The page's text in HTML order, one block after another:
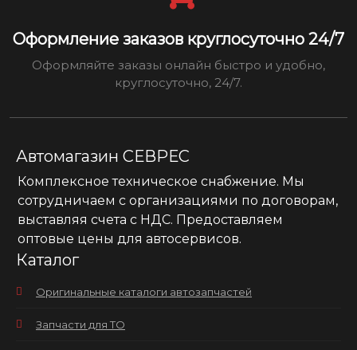
Оформление заказов круглосуточно 24/7
Оформляйте заказы онлайн быстро и удобно,
круглосуточно, 24/7.
Автомагазин СЕВРЕС
Комплексное техническое снабжение. Мы
сотрудничаем с организациями по договорам,
выставляя счета с НДС. Предоставляем
оптовые цены для автосервисов.
Каталог
Оригинальные каталоги автозапчастей
Запчасти для ТО